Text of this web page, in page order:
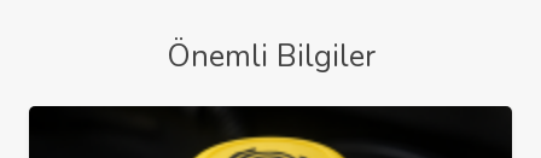
Önemli Bilgiler